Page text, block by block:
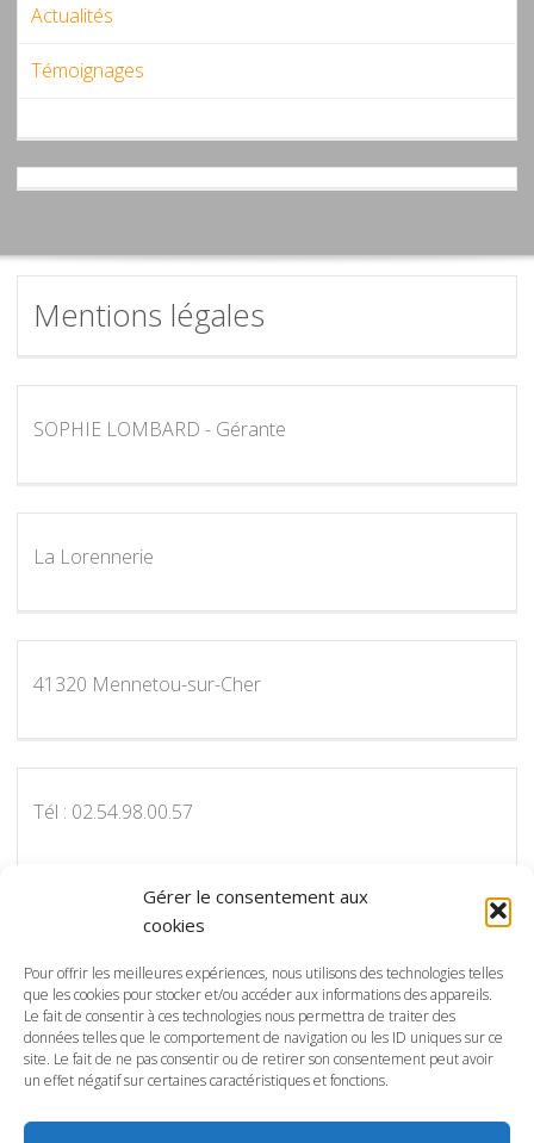
Gérer le consentement aux
cookies
Pour offrir les meilleures expériences, nous utilisons des technologies telles
que les cookies pour stocker et/ou accéder aux informations des appareils.
Le fait de consentir à ces technologies nous permettra de traiter des
données telles que le comportement de navigation ou les ID uniques sur ce
site. Le fait de ne pas consentir ou de retirer son consentement peut avoir
un effet négatif sur certaines caractéristiques et fonctions.
Actualités
Témoignages
Mentions légales
SOPHIE LOMBARD - Gérante
La Lorennerie
41320 Mennetou-sur-Cher
Tél : 02.54.98.00.57
Pour nous contacter par courriel :
Conception, réalisation et maintenance, SP
Communication:
spcommunicationparis@gmail.com